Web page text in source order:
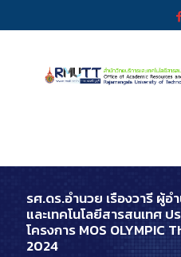
รศ.ดร.อำนวย เรืองวารี ผู้
และเทคโนโลยีสารสนเทศ ป
โครงการ MOS
2024